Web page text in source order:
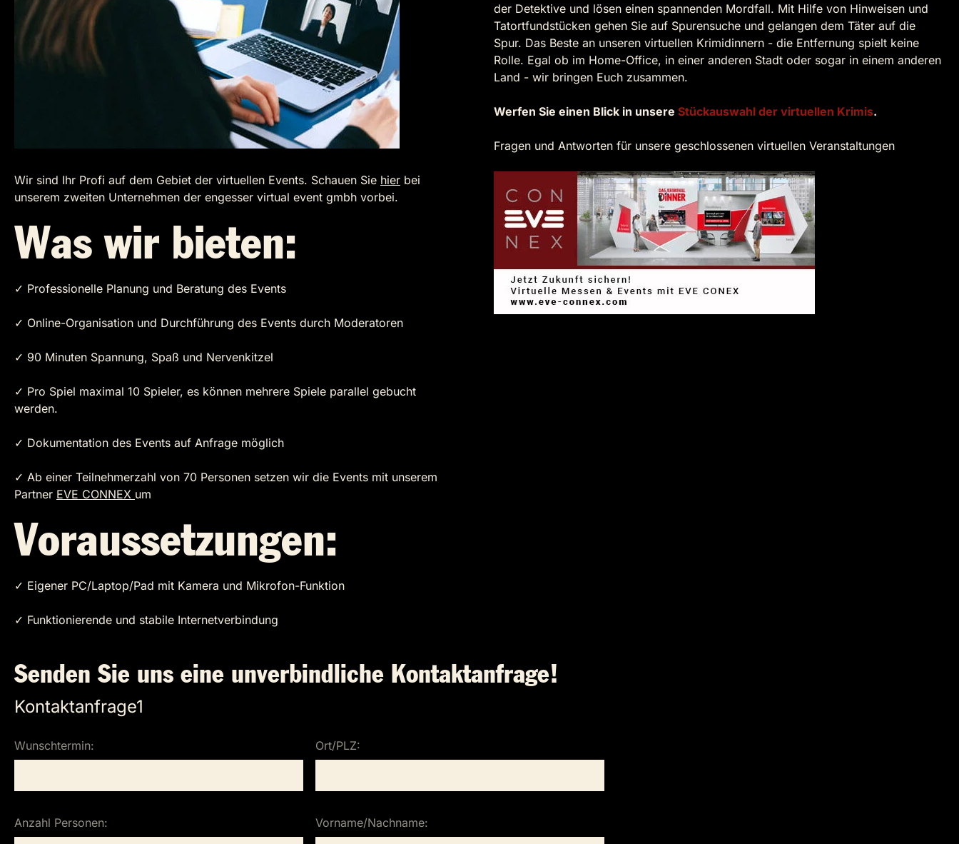
der Detektive und lösen einen spannenden Mordfall. Mit Hilfe von Hinweisen und
Tatortfundstücken gehen Sie auf Spurensuche und gelangen dem Täter auf die
Spur. Das Beste an unseren virtuellen Krimidinnern - die Entfernung spielt keine
Rolle. Egal ob im Home-Office, in einer anderen Stadt oder sogar in einem anderen
Land - wir bringen Euch zusammen.
Werfen Sie einen Blick in unsere Stückauswahl der virtuellen Krimis.
Fragen und Antworten für unsere geschlossenen virtuellen Veranstaltungen
Wir sind Ihr Profi auf dem Gebiet der virtuellen Events. Schauen Sie hier bei
unserem zweiten Unternehmen der engesser virtual event gmbh vorbei.
Was wir bieten:
✓ Professionelle Planung und Beratung des Events
✓ Online-Organisation und Durchführung des Events durch Moderatoren
✓ 90 Minuten Spannung, Spaß und Nervenkitzel
✓ Pro Spiel maximal 10 Spieler, es können mehrere Spiele parallel gebucht
werden.
✓ Dokumentation des Events auf Anfrage möglich
✓ Ab einer Teilnehmerzahl von 70 Personen setzen wir die Events mit unserem
Partner EVE CONNEX um
Voraussetzungen:
✓ Eigener PC/Laptop/Pad mit Kamera und Mikrofon-Funktion
✓ Funktionierende und stabile Internetverbindung
Senden Sie uns eine unverbindliche Kontaktanfrage!
Kontaktanfrage1
Wunschtermin: Ort/PLZ:
Anzahl Personen: Vorname/Nachname: